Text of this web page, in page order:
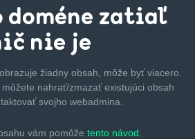
doméne zatiaľ
nie je
žiadny obsah, môže byťviacero.
nahrať/zmazaťexistujúci obsah
svojho webadmina.
vám pomôže tento návod.